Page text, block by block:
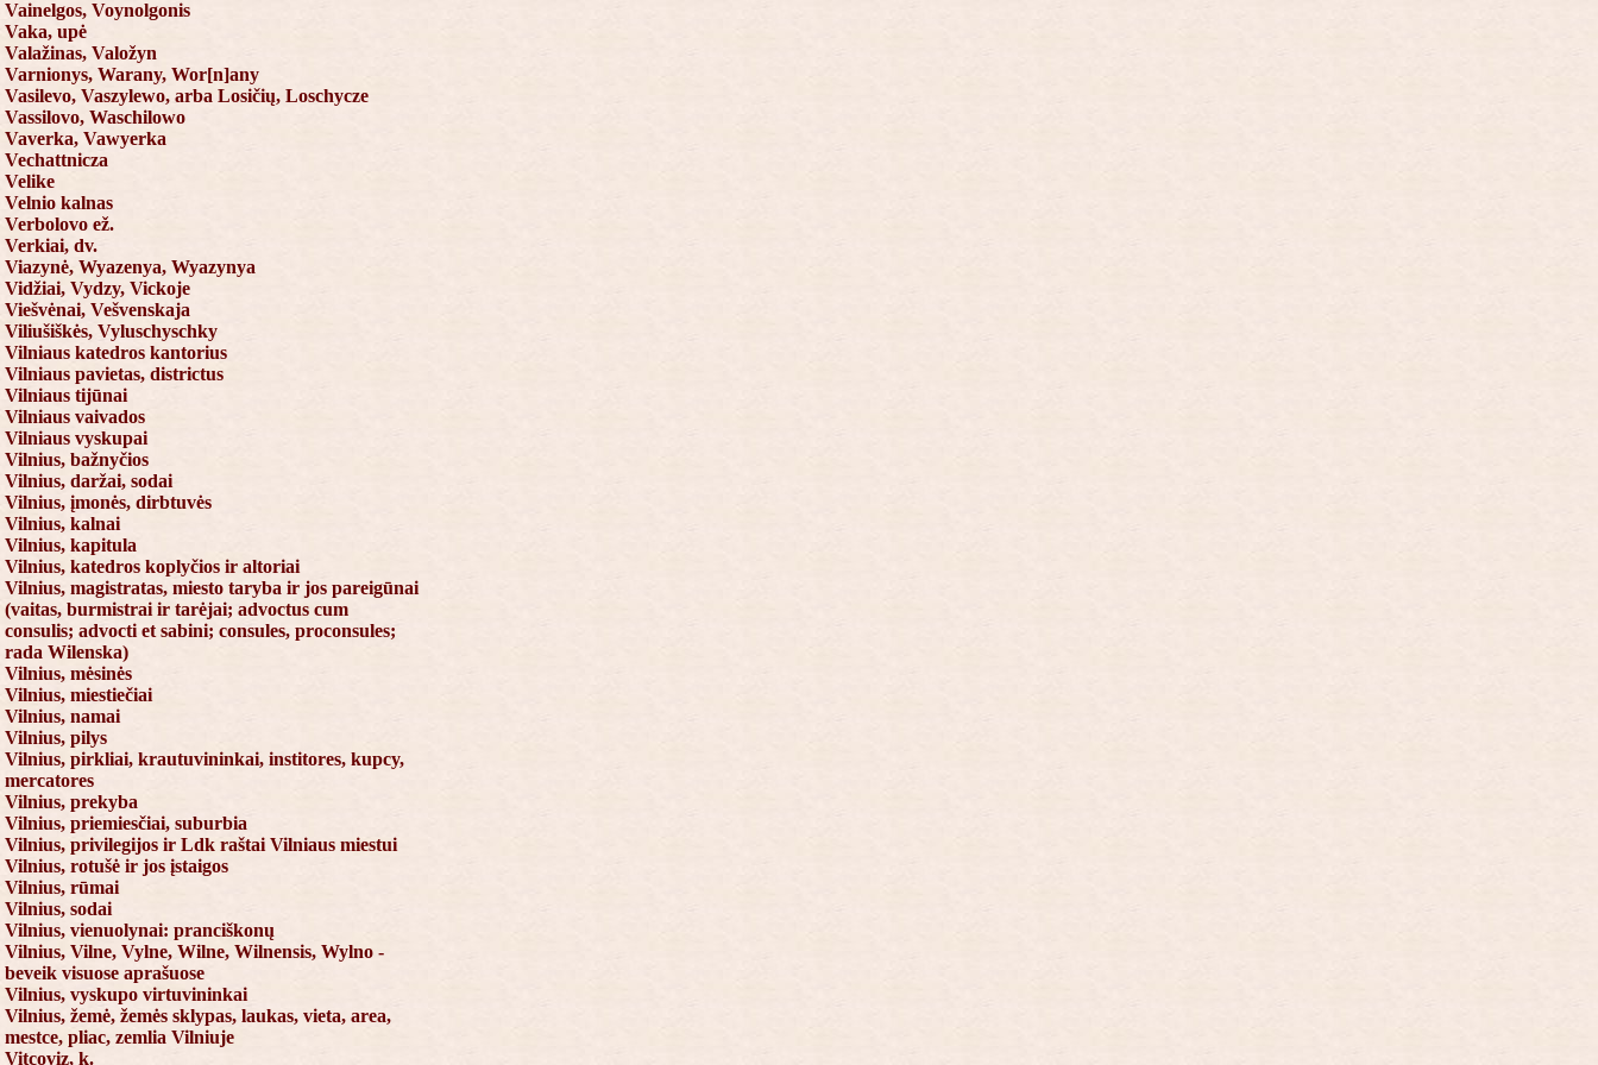
Vainelgos, Voynolgonis
Vaka, upė
Valažinas, Valožyn
Varnionys, Warany, Wor[n]any
Vasilevo, Vaszylewo, arba Losičių, Loschycze
Vassilovo, Waschilowo
Vaverka, Vawyerka
Vechattnicza
Velike
Velnio kalnas
Verbolovo ež.
Verkiai, dv.
Viazynė, Wyazenya, Wyazynya
Vidžiai, Vydzy, Vickoje
Viešvėnai, Vešvenskaja
Viliušiškės, Vyluschyschky
Vilniaus katedros kantorius
Vilniaus pavietas, districtus
Vilniaus tijūnai
Vilniaus vaivados
Vilniaus vyskupai
Vilnius, bažnyčios
Vilnius, daržai, sodai
Vilnius, įmonės, dirbtuvės
Vilnius, kalnai
Vilnius, kapitula
Vilnius, katedros koplyčios ir altoriai
Vilnius, magistratas, miesto taryba ir jos pareigūnai
(vaitas, burmistrai ir tarėjai; advoctus cum
consulis; advocti et sabini; consules, proconsules;
rada Wilenska)
Vilnius, mėsinės
Vilnius, miestiečiai
Vilnius, namai
Vilnius, pilys
Vilnius, pirkliai, krautuvininkai, institores, kupcy,
mercatores
Vilnius, prekyba
Vilnius, priemiesčiai, suburbia
Vilnius, privilegijos ir Ldk raštai Vilniaus miestui
Vilnius, rotušė ir jos įstaigos
Vilnius, rūmai
Vilnius, sodai
Vilnius, vienuolynai: pranciškonų
Vilnius, Vilne, Vylne, Wilne, Wilnensis, Wylno -
beveik visuose aprašuose
Vilnius, vyskupo virtuvininkai
Vilnius, žemė, žemės sklypas, laukas, vieta, area,
mestce, pliac, zemlia Vilniuje
Vitcoviz, k.